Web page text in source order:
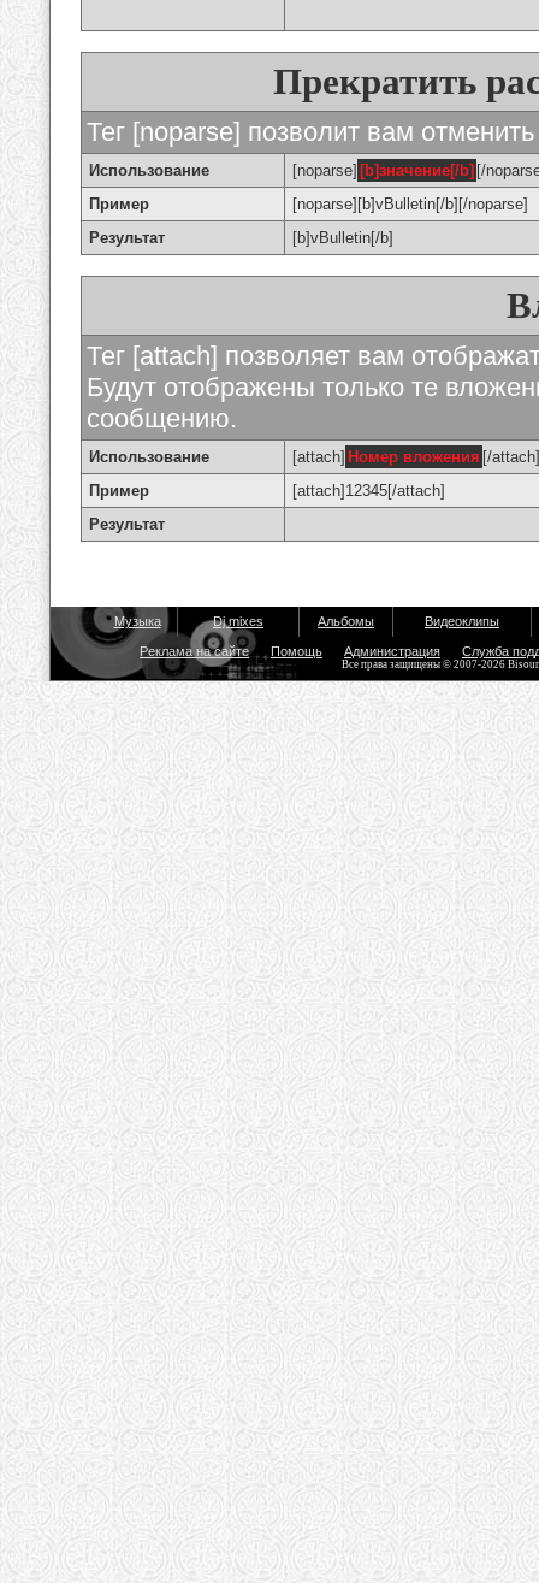
Прекратить
Тег [noparse] позволит вам
Использование [noparse] [b]значение[/b] [/
Пример
[noparse][b]vBulletin[/b][/noparse]
Результат
[b]vBulletin[/b]
Тег [attach] позволяет вам
Будут отображены только те
сообщению.
Использование [attach] Номер вложения [/attach]
Пример
[attach]12345[/attach]
Результат
Музыка Dj mixes Альбомы Видеоклипы
Реклама на сайте Помощь Администрация Служба
Все права защищены © 2007-2026